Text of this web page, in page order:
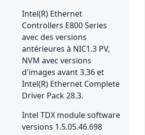
Intel(R) Ethernet
Controllers E800 Series
avec des versions
antérieures à NIC1.3 PV,
NVM avec versions
d'images avant 3.36 et
Intel(R) Ethernet Complete
Driver Pack 28.3.
Intel TDX module software
versions 1.5.05.46.698